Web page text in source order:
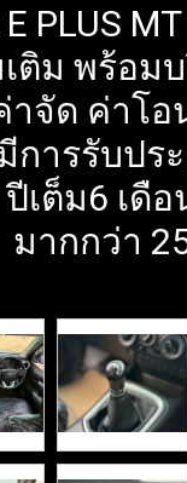
E PLUS
ม พร้อม
จัด ค่าโ
ารรับปร
เต็ม6 เ
มากกว่า